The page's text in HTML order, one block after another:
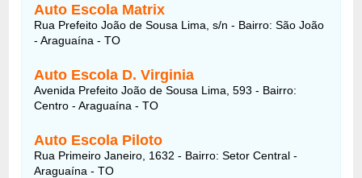
Auto Escola Matrix
Rua Prefeito João de Sousa Lima, s/n - Bairro: São João
- Araguaína - TO
Auto Escola D. Virginia
Avenida Prefeito João de Sousa Lima, 593 - Bairro:
Centro - Araguaína - TO
Auto Escola Piloto
Rua Primeiro Janeiro, 1632 - Bairro: Setor Central -
Araguaína - TO